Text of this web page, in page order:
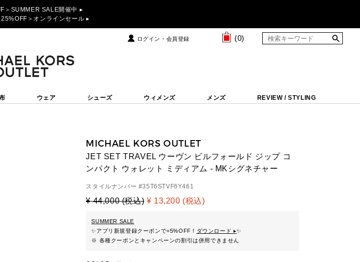
＞SUMMER SALE開催中 ▸
＞オンラインセール ▸
ログイン・会員登録 (0)
ウェア シューズ ウィメンズ メンズ REVIEW / STYLING
MICHAEL KORS OUTLET
JET SET TRAVEL ウーヴン ビルフォールド ジップ コ
ンパクト ウォレット ミディアム - MKシグネチャー
スタイルナンバー #35T6STVF6Y461
¥ 44,000 (税込) ¥ 13,200 (税込)
SUMMER SALE
✨アプリ新規登録クーポンで+5%OFF ! ダウンロード ▸✨
※ 各種クーポンとキャンペーンの割引は併用できません